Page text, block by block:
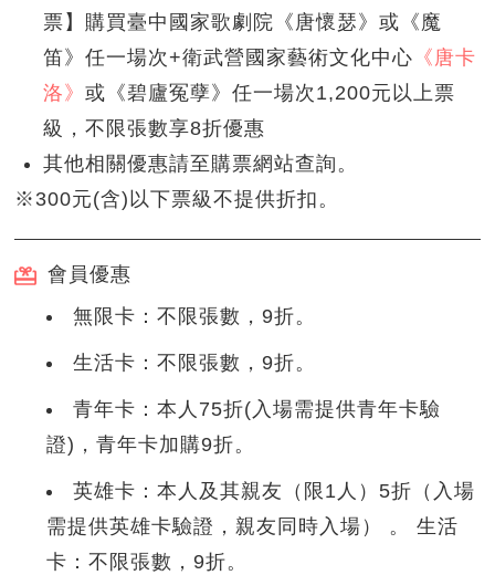
票】購買臺中國家歌劇院《唐懷瑟》或《魔
笛》任一場次+衛武營國家藝術文化中心 《唐卡
洛》或《碧廬冤孽》任一場次1,200元以上票
級，不限張數享8折優惠
其他相關優惠請至購票網站查詢。
※300元(含)以下票級不提供折扣。
會員優惠
無限卡：不限張數，9折。
生活卡：不限張數，9折。
青年卡：本人75折(入場需提供青年卡驗
證)，青年卡加購9折。
英雄卡：本人及其親友（限1人）5折（入場
需提供英雄卡驗證，親友同時入場） 。 生活
卡：不限張數，9折。